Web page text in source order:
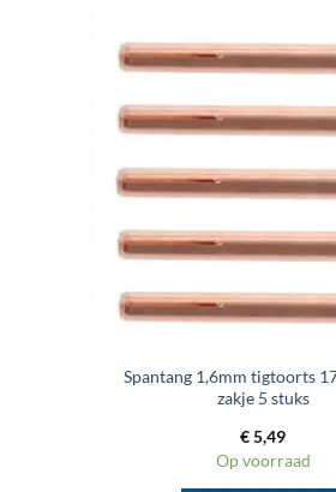
Spantang 1,6mm tigtoorts
zakje 5 stuks
€5,49
Op voorraad